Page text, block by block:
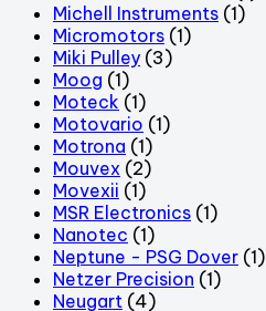
Michell Instruments (1)
Micromotors (1)
Miki Pulley (3)
Moog (1)
Moteck (1)
Motovario (1)
Motrona (1)
Mouvex (2)
Movexii (1)
MSR Electronics (1)
Nanotec (1)
Neptune - PSG Dover (1)
Netzer Precision (1)
Neugart (4)